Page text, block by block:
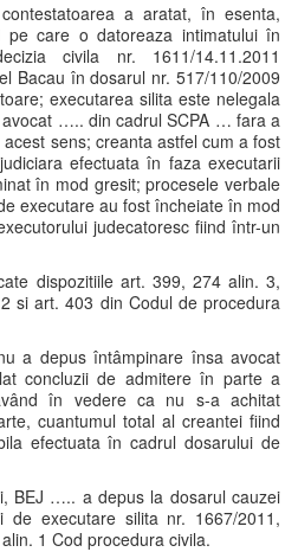
a aratat, în esenta,
pe care o datoreaza intimatului în
civila nr. 1611/14.11.2011
Bacau în dosarul nr. 517/110/2009
executarea silita este nelegala
….. din cadrul SCPA … fara a
sens; creanta astfel cum a fost
efectuata în faza executarii
în mod gresit; procesele verbale
executare au fost încheiate în mod
judecatoresc fiind într-un
dispozitiile art. 399, 274 alin. 3,
si art. 403 din Codul de procedura
a depus întâmpinare însa avocat
concluzii de admitere în parte a
în vedere ca nu s-a achitat
cuantumul total al creantei fiind
efectuata în cadrul dosarului de
BEJ ….. a depus la dosarul cauzei
de executare silita nr. 1667/2011,
1 Cod procedura civila.